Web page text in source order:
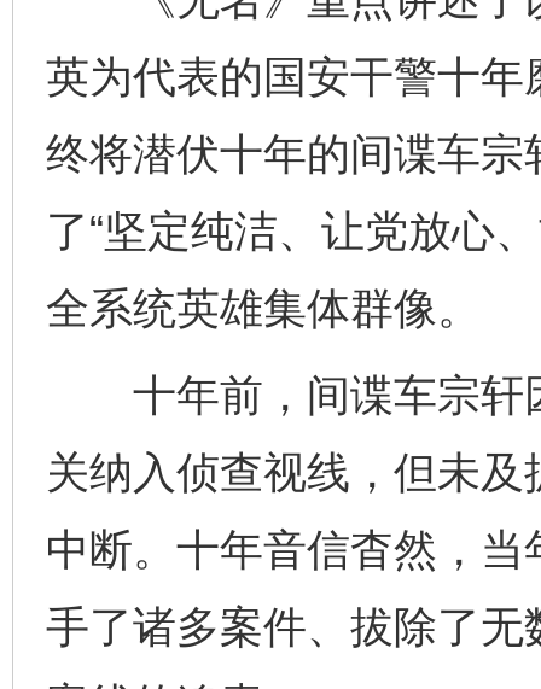
英为代表的国安干警十
终将潜伏十年的间谍车
了“坚定纯洁、让党放心
全系统英雄集体群像。
十年前，间谍车宗轩
关纳入侦查视线，但未
中断。十年音信杳然，
手了诸多案件、拔除了无